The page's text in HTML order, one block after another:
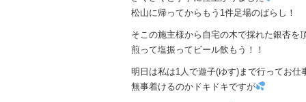
松山に帰ってからもう1件足場のばらし！
そこの施主様から自宅の木で採れた銀杏を
煎って塩振ってビール飲もう！！
明日は私は1人で遊子(ゆす)まで行ってお仕
無事着けるのかドキドキですが